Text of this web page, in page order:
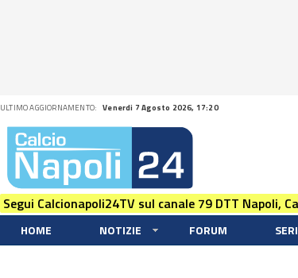
ULTIMO AGGIORNAMENTO: Venerdi 7 Agosto 2026, 17:20
Segui Calcionapoli24TV sul canale 79 DTT Napoli,
HOME NOTIZIE FORUM